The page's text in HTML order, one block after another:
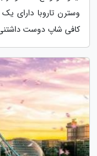
وسترن تاروبا دارای
کافی شاپ دوست داشتنی